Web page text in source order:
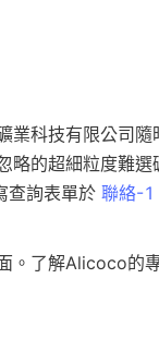
業科技有限公司隨
略的超細粒度難選
查詢表單於 聯絡-1
。了解Alicoco的